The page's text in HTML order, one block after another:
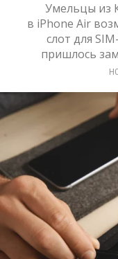
Умельцы из
в iPhone Air
слот для
пришлось